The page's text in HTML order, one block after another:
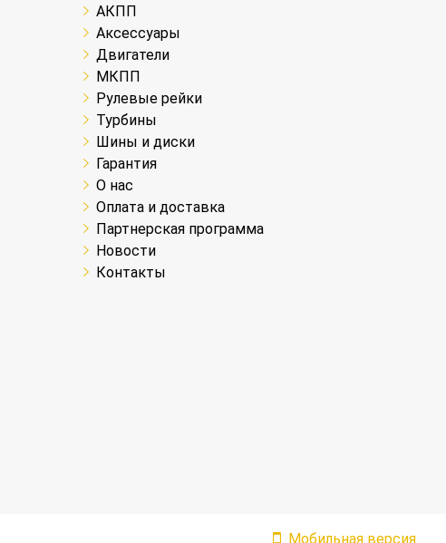
АКПП
Аксессуары
Двигатели
МКПП
Рулевые рейки
Турбины
Шины и диски
Гарантия
О нас
Оплата и доставка
Партнерская программа
Новости
Контакты
Мобильная версия